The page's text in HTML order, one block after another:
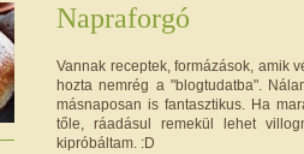
Napraforgó
Vannak receptek, formázások, amik
hozta nemrég a "blogtudatba".
másnaposan is fantasztikus. Ha
tőle, ráadásul remekül lehet
kipróbáltam. :D